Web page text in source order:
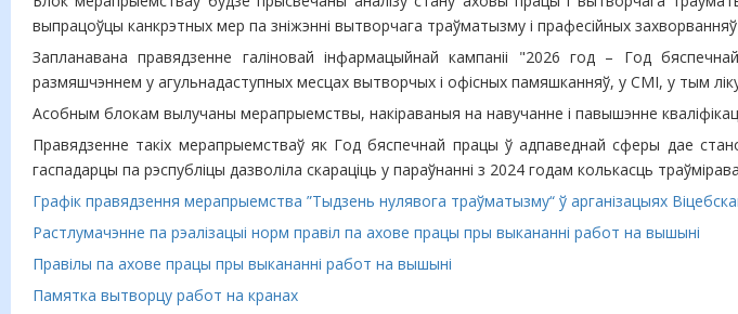
выпрацоўцы канкрэтных мер па зніжэнні вытворчага траўматызму і прафесійных
Запланавана правядзенне галіновай інфармацыйнай кампаніі "2026 год – Год
размяшчэннем у агульнадаступных месцах вытворчых і офісных памяшканняў, у СМІ, у тым
Асобным блокам вылучаны мерапрыемствы, накіраваныя на навучанне і павышэнне
Правядзенне такіх мерапрыемстваў як Год бяспечнай працы ў адпаведнай сферы дае
гаспадарцы па рэспубліцы дазволіла скараціць у параўнанні з 2024 годам колькасць
Графік правядзення мерапрыемства ”Тыдзень нулявога траўматызму“ ў арганізацыях
Растлумачэнне па рэалізацыі норм правіл па ахове працы пры выкананні работ на вышыні
Правілы па ахове працы пры выкананні работ на вышыні
Памятка вытворцу работ на кранах